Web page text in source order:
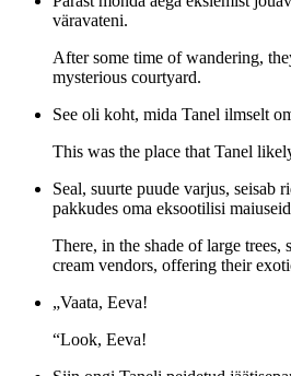
väravateni.
After some time of wandering,
mysterious courtyard.
See oli koht, mida Tanel ilmselt
This was the place that Tanel
Seal, suurte puude varjus, seisab
pakkudes oma eksootilisi
There, in the shade of large trees,
cream vendors, offering their
„Vaata, Eeva!
“Look, Eeva!